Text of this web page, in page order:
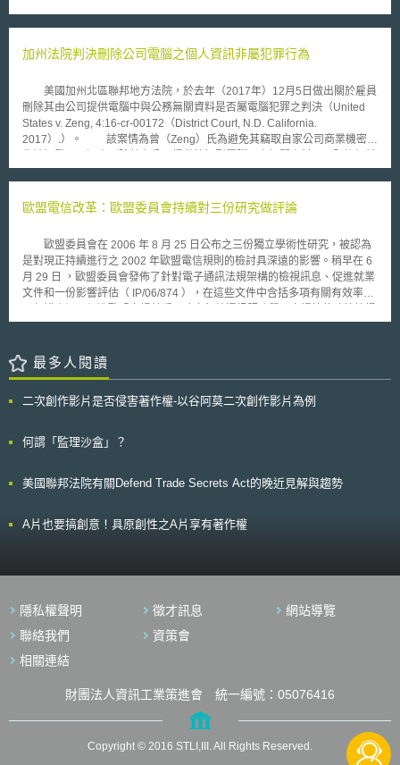
現與因應影響國家安全的潛在風險。 4. SBOM適用原則與相關告知義務 確
by Design）之資安要求，以及須承擔SBOM相關告知義務。 近年來軟體物
料清單（SBOM），已逐漸成為軟體開發人員與使用者，於管理軟體弱點上
的最佳解決方案。然而，針對SBOM的作法與要求程度，各先進國家大不相
同，因此透過國際共通指引的簽署，各國對於SBOM的要求與效益終於有了
新的共識。指引內容不僅建議軟體開發商、製造商宜於設計階段採用安全設
計，以確保所有類型的資通訊產品（特別是軟體）之使用安全，也鼓勵製造
商為每項軟體產品建立SBOM並進行管理，包含軟體版本控制與資料更新，
指引更強調SBOM必須整合組織現有的開發與管理工具（例如漏洞管理工
具、資產管理工具等）以發揮價值。此份指引可作為我國未來之參考借鏡，
安全。
選擇較佳服務業者的機會。 Ofcom的研究指出，在轉換業者的過程中，
的申請，在這樣的過程中，現在的業者有很多的主導權，例如對於轉換過程
單一的轉換程序，由新的服務業者代表消費者進行此一過程。 這個
「由遷入供應商主導（gaining provider led，GPL）」的過程中，已廣泛的
是用於電話和寬頻服務之轉換程序，消費者將不再需要聯繫他們現有的服務
業者、收到一個編號，以轉換業者。 Ofcom還設置了額外的措施，以幫
費者提供增值收益。 根據Ofcom初步制訂的單一轉換流程，服務業者必
消費者在不知情之下，被轉換到不同的業者； ‧防止消費者轉換時出現服
務的空窗期，特別是電話和寬頻服務的轉換； ‧給消費者提供關於業者服
務品質的資訊，如提前終止服務時，可能需負擔的額外費用變化，使消費者
可以做出明智的決定。 Ofcom計畫於2014年初將細部程序制訂並執
行，並可能提出下一階段的工作，涵蓋兩個關鍵領域： ‧持續與業者溝
通，確保消費者得到更好的保護； ‧進一步改進電話、不同類型的寬頻服
加州法院判決刪除公司電腦之個人資訊非屬犯罪行為
美國加州北區聯邦地方法院，於去年（2017年）12月5日做出關於雇員
刪除其由公司提供電腦中與公務無關資料是否屬電腦犯罪之判決（United
States v. Zeng, 4:16-cr-00172（District Court, N.D. California.
2017）.）。 該案情為曾（Zeng）氏為避免其竊取自家公司商業機密行
被公司發現並報案，於此偵查單位FBI則以曾氏違反電腦詐欺及濫用法案
電腦（18 U.S.C. § 1030（1984）.）.」以美國政府名義（下稱控方）起訴
判決主張毀損電腦之定義應係指由外部傳輸行為所致（如駭客行為），電腦
使用者自己刪除行為應不包含之，以及控方未舉證其刪除行為將導致公司有
不可回復或無法替代之損害作為抗辯。於此，控方則以刪除行為不應以內容
而有所區分作為回應。 在審理期間，承審法官多納托（Donato）氏除
刪除資料行為究竟對公司有何實際損害，判決被告無罪。
歐盟電信改革：歐盟委員會持續對三份研究做評論
歐盟委員會在 2006 年 8 月 25 日公布之三份獨立學術性研究，被認為
是對現正持續進行之 2002 年歐盟電信規則的檢討具深遠的影響。稍早在 6
月 29 日 ，歐盟委員會發佈了針對電子通訊法規架構的檢視訊息、促進就業
文件和一份影響評估（ IP/06/874 ），在這些文件中含括多項有關有效率利
案。而在 2006 年 8 月 25 日出版的研究報告，目的則在處理歐盟電子通訊
規變革及競爭狀態。雖然這三份研究報告對歐盟委員會並無拘束力，不過對
即將在十月份截止之歐盟電信規則的公眾諮詢意見書上，將有助益。
則的重新檢視，是歐洲競爭力、投資和成長是重要的關鍵。如果想要促進一
界經營的競爭，以及提升無線通訊頻譜利用的最大效益，均需最優先考量。
最多人閱讀
二次創作影片是否侵害著作權-以谷阿莫二次創作影片為例
何謂「監理沙盒」？
美國聯邦法院有關Defend Trade Secrets Act的晚近見解與趨勢
A片也要搞創意！具原創性之A片享有著作權
隱私權聲明 徵才訊息
網站導覽
聯絡我們
資策會
相關連結
財團法人資訊工業策進會 統一編號：05076416
Copyright © 2016 STLI,III. All Rights Reserved.